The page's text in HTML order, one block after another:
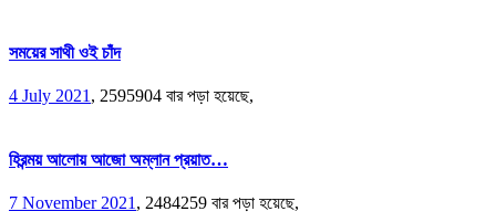
সময়ের সাথী ওই চাঁদ
4 July 2021, 2595904 বার পড়া হয়েছে,
হিরন্ময় আলোয় আজো অম্লান প্রয়াত…
7 November 2021 , 2484259 বার পড়া হয়েছে,